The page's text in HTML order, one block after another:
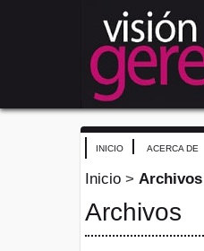
INICIO ACERCA DE
Inicio > Archivos
Archivos